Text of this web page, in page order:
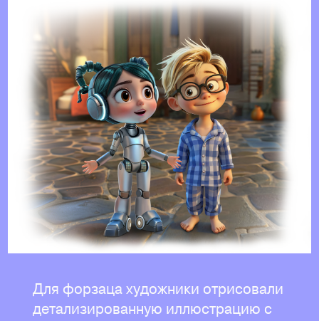
Для форзаца художники отрисовали
детализированную иллюстрацию с